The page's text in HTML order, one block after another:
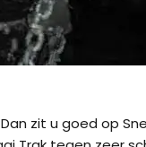
zit u goed op